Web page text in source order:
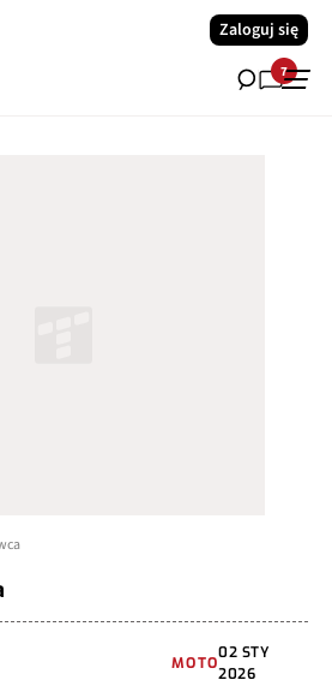
Zaloguj się
7
MOTO
02 STY
2026